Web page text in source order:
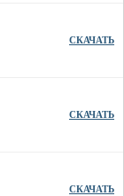
СКАЧАТЬ
СКАЧАТЬ
СКАЧАТЬ